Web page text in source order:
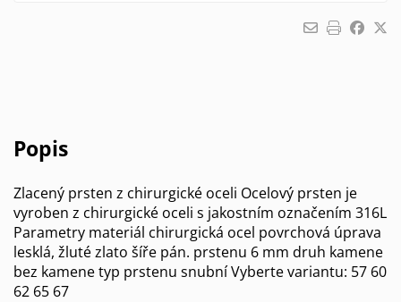
Popis
Zlacený prsten z chirurgické oceli Ocelový prsten je
vyroben z chirurgické oceli s jakostním označením 316L
Parametry materiál chirurgická ocel povrchová úprava
lesklá, žluté zlato šíře pán. prstenu 6 mm druh kamene
bez kamene typ prstenu snubní Vyberte variantu: 57 60
62 65 67